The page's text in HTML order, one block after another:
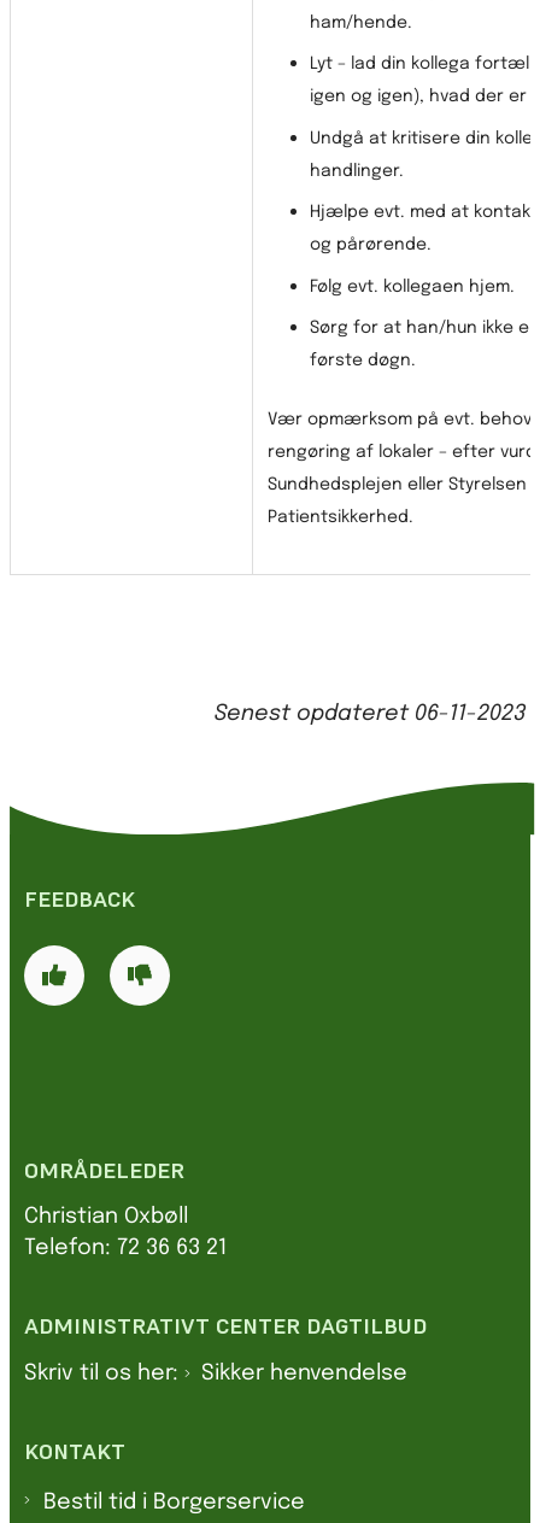
ham/hende.
Lyt – lad din kollega
igen og igen), hvad der er
Undgå at kritisere din
handlinger.
Hjælpe evt. med at
og pårørende.
Følg evt. kollegaen hjem.
Sørg for at han/hun ikke
første døgn.
Vær opmærksom på evt. behov
rengøring af lokaler – efter
Sundhedsplejen eller Styrelsen
Patientsikkerhed.
Senest opdateret 06-11-2023
FEEDBACK
OMRÅDELEDER
Christian Oxbøll
Telefon: 72 36 63 21
ADMINISTRATIVT CENTER DAGTILBUD
Skriv til os her: Sikker henvendelse
KONTAKT
Bestil tid i Borgerservice